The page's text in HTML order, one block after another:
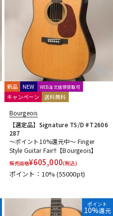
新品 NEW WEB注文店頭受取可
キャンペーン 送料無料
Bourgeois
【選定品】Signature TS/D #T2606
287
～ポイント10%還元中～ Finger
Style Guitar Fair!!【Bourgeois】
販売価格¥605,000(税込)
ポイント：10%(55000pt)
ポイント
10%還元